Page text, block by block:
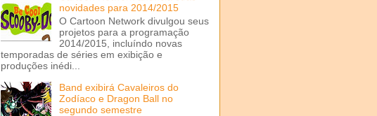
novidades para 2014/2015
O Cartoon Network divulgou seus
projetos para a programação
2014/2015, incluíndo novas
temporadas de séries em exibição e
produções inédi...
Band exibirá Cavaleiros do
Zodíaco e Dragon Ball no
segundo semestre